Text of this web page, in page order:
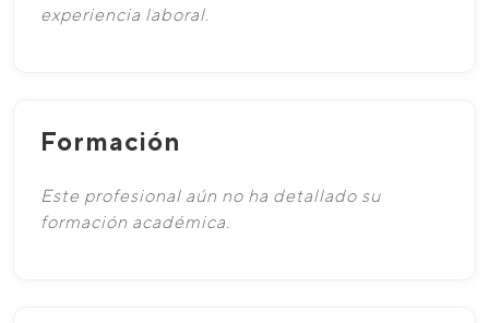
experiencia laboral.
Formación
Este profesional aún no ha detallado su
formación académica.